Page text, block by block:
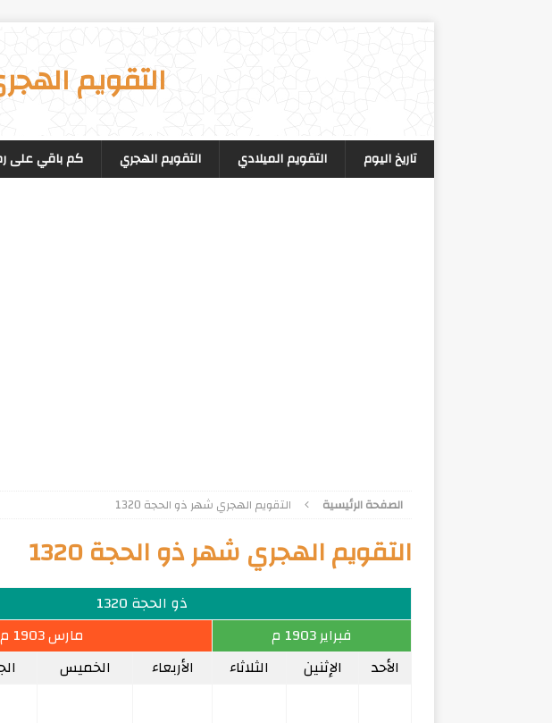
التقويم
تاريخ اليوم التقويم الميلادي التقويم الهجري كم باقي على
الصفحة الرئيسية التقويم الهجري شهر ذو الحجة 1320
التقويم الهجري شهر ذو الحجة 1320
ذو الحجة 1320
فبراير 1903 م
مارس 1903 م
الأحد
الإثنين الثلاثاء الأربعاء الخميس